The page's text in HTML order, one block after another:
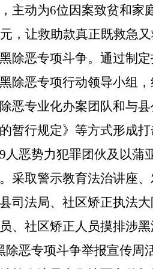
主动为6位因案致贫和家
，让救助款真正既救急
除恶专项斗争。通过制
除恶专项行动领导小组
恶专业化办案团队和与
暂行规定》等方式形成
9人恶势力犯罪团伙及以蒲
采取警示教育法治讲座
司法局、社区矫正执法
、社区矫正人员摸排涉
除恶专项斗争举报宣传周